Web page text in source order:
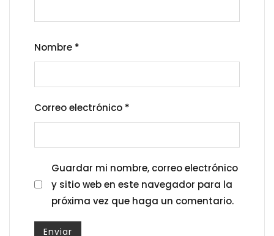
Nombre *
Correo electrónico *
Guardar mi nombre, correo electrónico
y sitio web en este navegador para la
próxima vez que haga un comentario.